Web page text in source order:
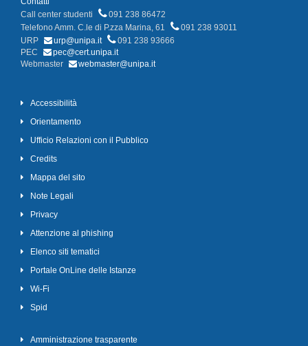
Call center studenti
091 238 86472
Telefono Amm. C.le di P.zza Marina, 61
091 238 93011
URP
urp@unipa.it
091 238 93666
PEC
pec@cert.unipa.it
Webmaster
webmaster@unipa.it
Accessibilità
Orientamento
Ufficio Relazioni con il Pubblico
Credits
Mappa del sito
Note Legali
Privacy
Attenzione al phishing
Elenco siti tematici
Portale OnLine delle Istanze
Wi-Fi
Spid
Amministrazione trasparente